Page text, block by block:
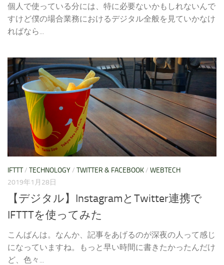
個人で使っている分には、特に必要ないかもしれないんで
すけど僕の場合業務におけるデジタル全般を見ていかなけ
ればなら...
IFTTT/ TECHNOLOGY/ TWITTER & FACEBOOK/ WEBTECH
2019年1月28日
【デジタル】InstagramとTwitter連携で
IFTTTを使ってみた
こんばんは。なんか、記事をあげるのが深夜の人って感じ
になっていますね。もっと早い時間に書きたかったんだけ
ど、色々...